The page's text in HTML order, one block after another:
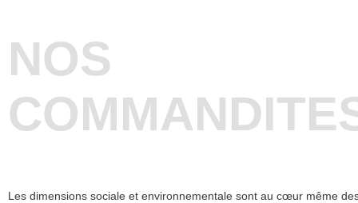
NOS
Les dimensions sociale et environnementale sont au cœur même